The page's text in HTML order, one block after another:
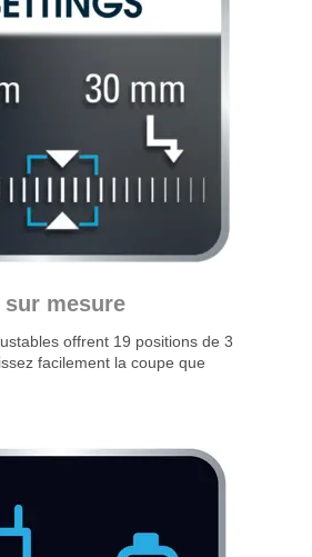
sur mesure
offrent 19 positions de 3
facilement la coupe que